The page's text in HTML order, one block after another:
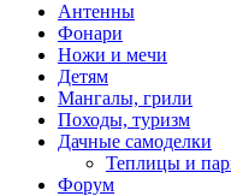
Антенны
Фонари
Ножи и мечи
Детям
Мангалы, грили
Походы, туризм
Дачные самоделки
Теплицы и
Форум